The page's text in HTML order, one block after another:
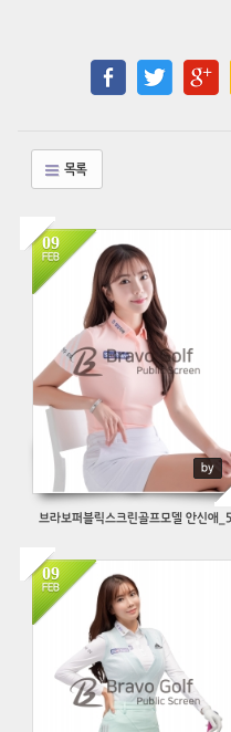
목록
09
FEB
by
1038
브라보퍼블릭스크린골프모델 안신애_5
09
FEB
16172